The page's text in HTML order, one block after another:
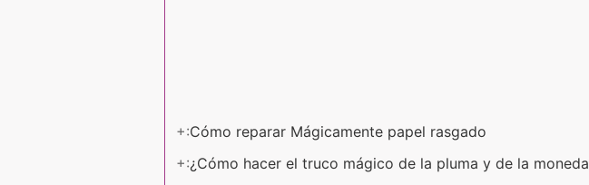
+:Cómo reparar Mágicamente papel rasgado
+:¿Cómo hacer el truco mágico de la pluma y de la moneda